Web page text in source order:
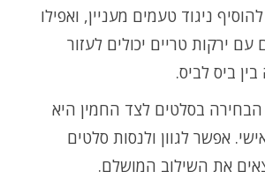
ניגוד טעמים מעניין, ואפילו
ירקות טריים יכולים לעזור
ביס לביס.
בסלטים לצד החמין היא
אפשר לגוון ולנסות סלטים
את השילוב המושלם.